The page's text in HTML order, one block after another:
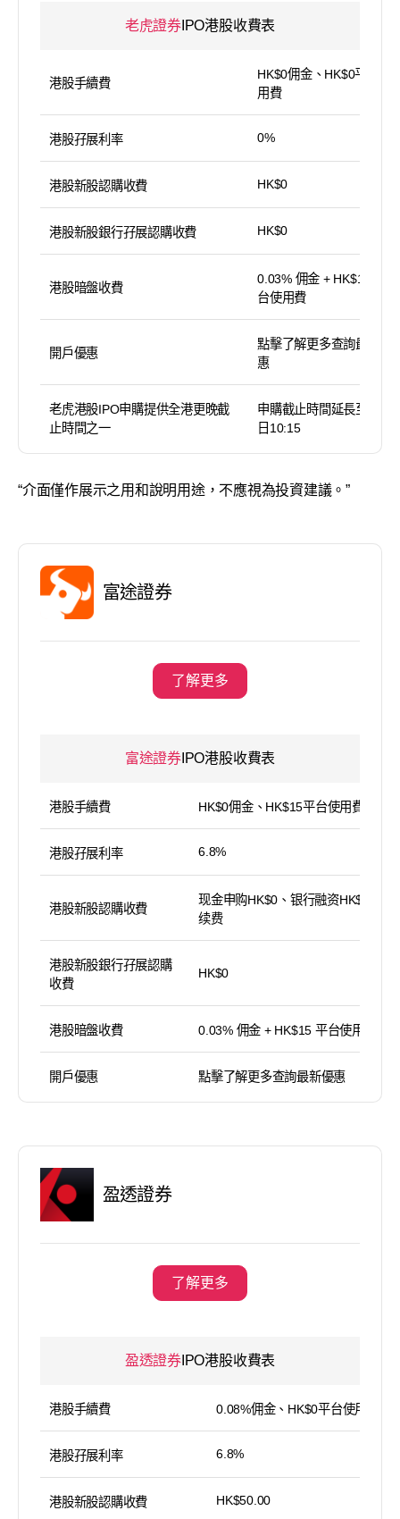
老虎證券IPO港股收費表
港股手續費
HK$0佣金、HK$0平台使
用費
港股孖展利率 0%
港股新股認購收費 HK$0
港股新股銀行孖展認購收費 HK$0
港股暗盤收費
0.03% 佣金 + HK$15 平
台使用費
開戶優惠
點擊了解更多查詢最新優
惠
老虎港股IPO申購提供全港更晚截
止時間之一
申購截止時間延長至截止
日10:15
“介面僅作展示之用和說明用途，不應視為投資建議。”
富途證券
了解更多
富途證券IPO港股收費表
港股手續費 HK$0佣金、HK$15平台使用費
港股孖展利率 6.8%
港股新股認購收費
现金申购HK$0、银行融资HK$100手
续费
港股新股銀行孖展認購
收費
HK$0
港股暗盤收費 0.03% 佣金 + HK$15 平台使用費
開戶優惠 點擊了解更多查詢最新優惠
盈透證券
了解更多
盈透證券IPO港股收費表
港股手續費 0.08%佣金、HK$0平台使用費
港股孖展利率 6.8%
港股新股認購收費 HK$50.00